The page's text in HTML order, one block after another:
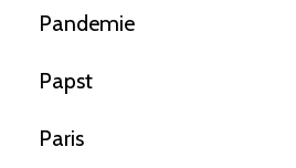
Pandemie
Papst
Paris